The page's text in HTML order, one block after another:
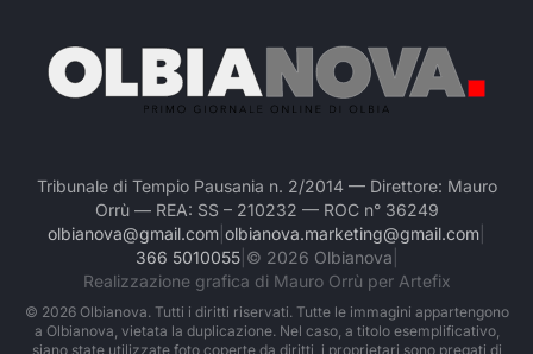
Tribunale di Tempio Pausania n. 2/2014 — Direttore: Mauro
Orrù — REA: SS – 210232 — ROC n° 36249
olbianova@gmail.com olbianova.marketing@gmail.com
366 5010055| © 2026 Olbianova
Realizzazione grafica di Mauro Orrù per Artefix
© 2026Olbianova. Tutti i diritti riservati. Tutte le immagini appartengono
a Olbianova, vietata la duplicazione. Nel caso, a titolo esemplificativo,
siano state utilizzate foto coperte da diritti, i proprietari sono pregati di